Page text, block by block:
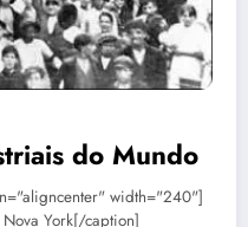
do Mundo
width="240"]
York[/caption]